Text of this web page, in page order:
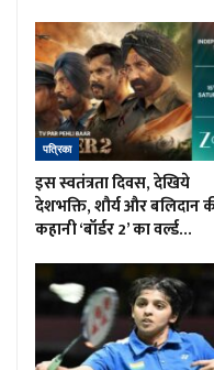
पत्रिका
इस स्वतंत्रता दिवस, देखिये
देशभक्ति, शौर्य और बलिदान
कहानी ‘बॉर्डर 2’ का वर्ल्ड…